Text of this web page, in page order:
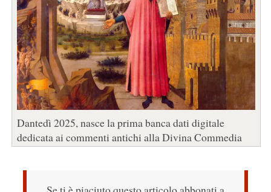
Dantedì 2025, nasce la prima banca dati digitale
dedicata ai commenti antichi alla Divina Commedia